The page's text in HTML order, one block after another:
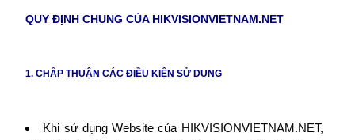
QUY ĐỊNH CHUNG CỦA HIKVISIONVIETNAM.NET
1. CHẤP THUẬN CÁC ĐIỀU KIỆN SỬ DỤNG
Khi sử dụng Website của HIKVISIONVIETNAM.NET,